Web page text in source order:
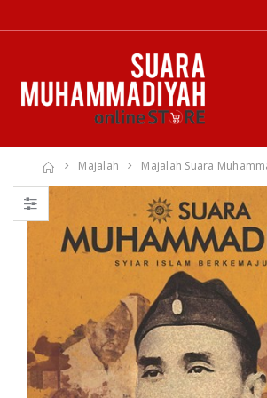
Majalah Majalah Suara
66 Jalan Menuju
Cinta Ilahi
Menemukan
Tuhan dalam
Luka, Cinta, dan
Kehidupan
Sehari-hari
Rp. 0